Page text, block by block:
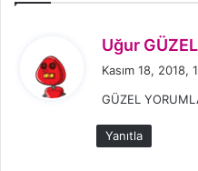
Uğur GÜZEL
Kasım 18, 2018,
GÜZEL
Yanıtla